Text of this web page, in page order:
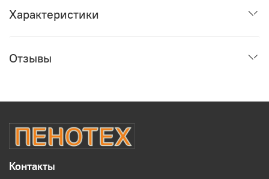
Характеристики
Отзывы
Контакты